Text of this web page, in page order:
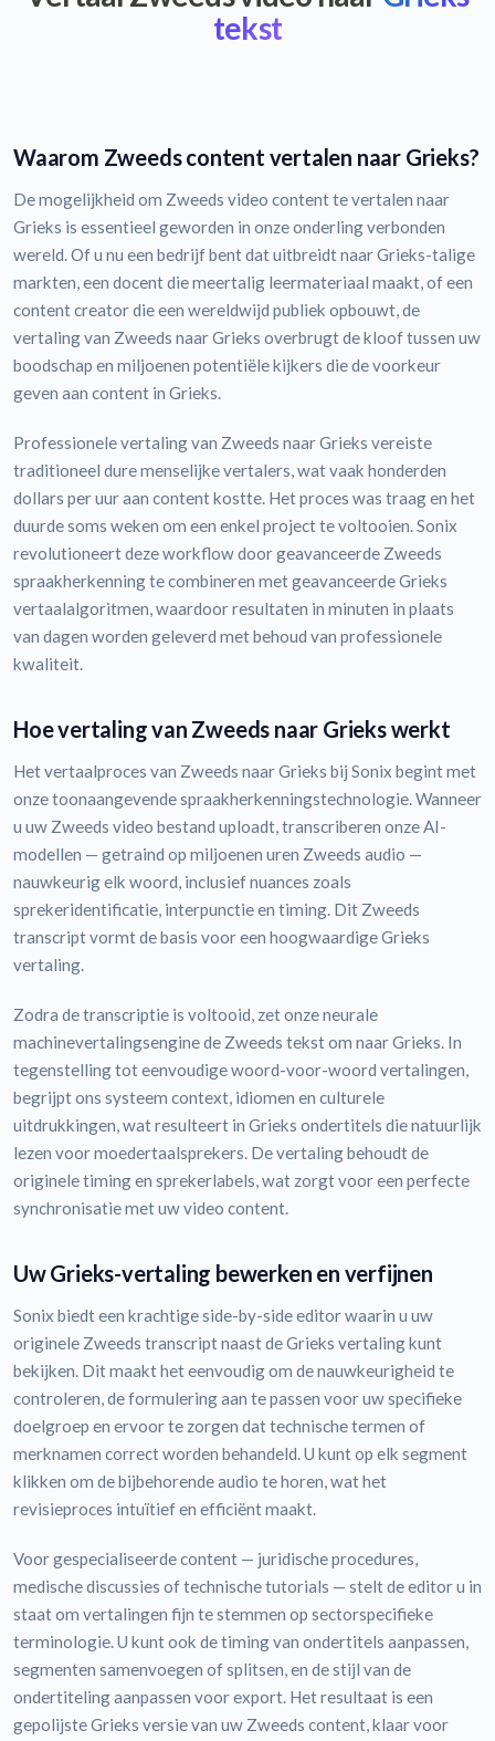
tekst
Waarom Zweeds content vertalen naar Grieks?
De mogelijkheid om Zweeds video content te vertalen naar
Grieks is essentieel geworden in onze onderling verbonden
wereld. Of u nu een bedrijf bent dat uitbreidt naar Grieks-talige
markten, een docent die meertalig leermateriaal maakt, of een
content creator die een wereldwijd publiek opbouwt, de
vertaling van Zweeds naar Grieks overbrugt de kloof tussen uw
boodschap en miljoenen potentiële kijkers die de voorkeur
geven aan content in Grieks.
Professionele vertaling van Zweeds naar Grieks vereiste
traditioneel dure menselijke vertalers, wat vaak honderden
dollars per uur aan content kostte. Het proces was traag en het
duurde soms weken om een enkel project te voltooien. Sonix
revolutioneert deze workflow door geavanceerde Zweeds
spraakherkenning te combineren met geavanceerde Grieks
vertaalalgoritmen, waardoor resultaten in minuten in plaats
van dagen worden geleverd met behoud van professionele
kwaliteit.
Hoe vertaling van Zweeds naar Grieks werkt
Het vertaalproces van Zweeds naar Grieks bij Sonix begint met
onze toonaangevende spraakherkenningstechnologie. Wanneer
u uw Zweeds video bestand uploadt, transcriberen onze AI-
modellen — getraind op miljoenen uren Zweeds audio —
nauwkeurig elk woord, inclusief nuances zoals
sprekeridentificatie, interpunctie en timing. Dit Zweeds
transcript vormt de basis voor een hoogwaardige Grieks
vertaling.
Zodra de transcriptie is voltooid, zet onze neurale
machinevertalingsengine de Zweeds tekst om naar Grieks. In
tegenstelling tot eenvoudige woord-voor-woord vertalingen,
begrijpt ons systeem context, idiomen en culturele
uitdrukkingen, wat resulteert in Grieks ondertitels die natuurlijk
lezen voor moedertaalsprekers. De vertaling behoudt de
originele timing en sprekerlabels, wat zorgt voor een perfecte
synchronisatie met uw video content.
Uw Grieks-vertaling bewerken en verfijnen
Sonix biedt een krachtige side-by-side editor waarin u uw
originele Zweeds transcript naast de Grieks vertaling kunt
bekijken. Dit maakt het eenvoudig om de nauwkeurigheid te
controleren, de formulering aan te passen voor uw specifieke
doelgroep en ervoor te zorgen dat technische termen of
merknamen correct worden behandeld. U kunt op elk segment
klikken om de bijbehorende audio te horen, wat het
revisieproces intuïtief en efficiënt maakt.
Voor gespecialiseerde content — juridische procedures,
medische discussies of technische tutorials — stelt de editor u in
staat om vertalingen fijn te stemmen op sectorspecifieke
terminologie. U kunt ook de timing van ondertitels aanpassen,
segmenten samenvoegen of splitsen, en de stijl van de
ondertiteling aanpassen voor export. Het resultaat is een
gepolijste Grieks versie van uw Zweeds content, klaar voor